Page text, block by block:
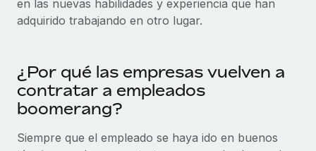
Contractor Management
PEO
Externaliza tareas laborales complejas.
INFRAESTRUCTURA
Compáranos con otras empresas.
Startups
Soluciones ágiles de RR. HH. globales y nóminas para
empresas en crecimiento.
Mediana empresa
Calculadora de pagos a autónomos
APRENDIZAJE CON REMOTE
Nederlands
Deutsch
Iniciar sesión
en las nuevas habilidades y experiencia que han
adquirido trabajando en otro lugar.
¿Por qué las empresas vuelven a
contratar a empleados
boomerang?
Siempre que el empleado se haya ido en buenos